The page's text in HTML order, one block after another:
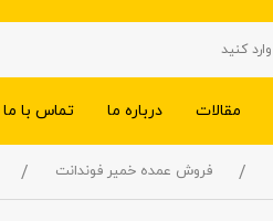
مقالات درباره ما تماس با ما
فروش عمده خمیر فوندانت